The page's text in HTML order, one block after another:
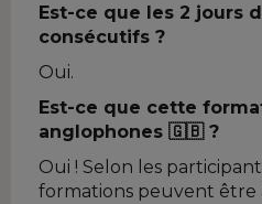
Est-ce que les 2 jours
consécutifs ?
Oui.
Est-ce que cette
anglophones 🇬🇧 ?
Oui ! Selon les
formations peuvent être